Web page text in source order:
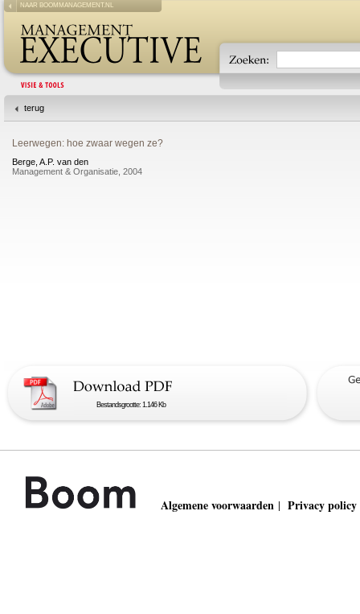
NAAR BOOMMANAGEMENT.NL
terug
Leerwegen: hoe zwaar wegen ze?
Berge, A.P. van den
Management & Organisatie, 2004
Bestandsgrootte: 1.146 Kb
Algemene voorwaarden | Privacy policy